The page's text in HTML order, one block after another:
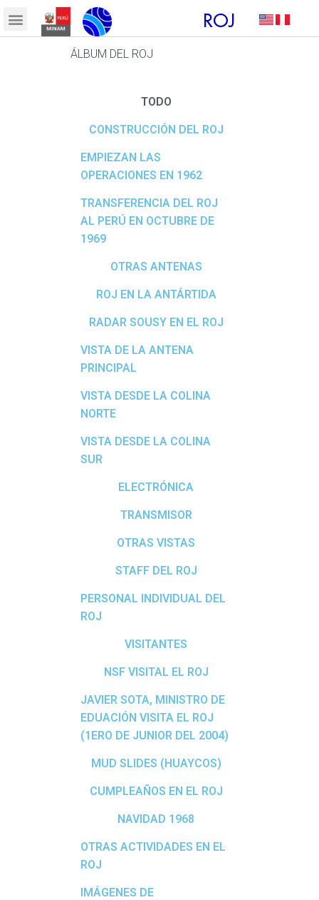
ROJ
ÁLBUM DEL ROJ
TODO
CONSTRUCCIÓN DEL ROJ
EMPIEZAN LAS
OPERACIONES EN 1962
TRANSFERENCIA DEL ROJ
AL PERÚ EN OCTUBRE DE
1969
OTRAS ANTENAS
ROJ EN LA ANTÁRTIDA
RADAR SOUSY EN EL ROJ
VISTA DE LA ANTENA
PRINCIPAL
VISTA DESDE LA COLINA
NORTE
VISTA DESDE LA COLINA
SUR
ELECTRÓNICA
TRANSMISOR
OTRAS VISTAS
STAFF DEL ROJ
PERSONAL INDIVIDUAL DEL
ROJ
VISITANTES
NSF VISITAL EL ROJ
JAVIER SOTA, MINISTRO DE
EDUACIÓN VISITA EL ROJ
(1ERO DE JUNIOR DEL 2004)
MUD SLIDES (HUAYCOS)
CUMPLEAÑOS EN EL ROJ
NAVIDAD 1968
OTRAS ACTIVIDADES EN EL
ROJ
IMÁGENES DE